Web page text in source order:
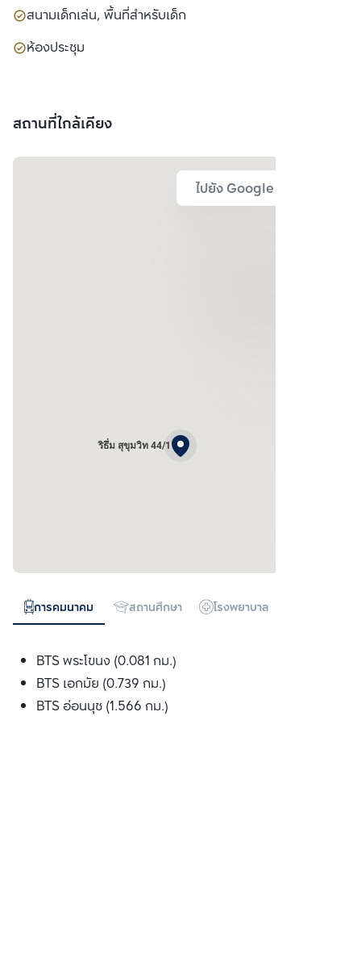
สนามเด็กเล่น, พื้นที่สำหรับเด็ก
ห้องประชุม
สถานที่ใกล้เคียง
ไปยัง Google Map
ริธึ่ม สุขุมวิท 44/1
การคมนาคม สถานศึกษา โรงพยาบาล
BTS พระโขนง (0.081 กม.)
BTS เอกมัย (0.739 กม.)
BTS อ่อนนุช (1.566 กม.)